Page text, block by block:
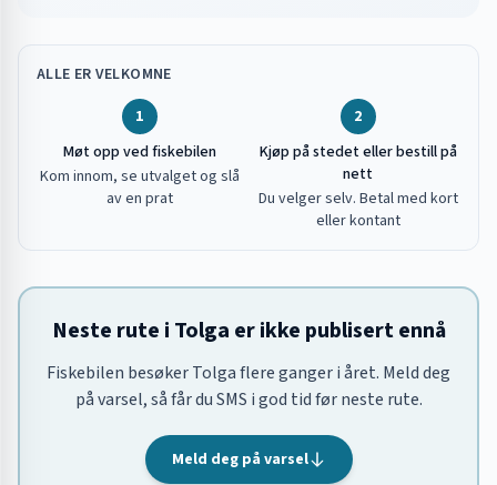
ALLE ER VELKOMNE
1
Møt opp ved fiskebilen
Kom innom, se utvalget og slå
av en prat
2
Kjøp på stedet eller bestill på
nett
Du velger selv. Betal med kort
eller kontant
Neste rute i Tolga er ikke publisert ennå
Fiskebilen besøker Tolga flere ganger i året. Meld deg
på varsel, så får du SMS i god tid før neste rute.
Meld deg på varsel